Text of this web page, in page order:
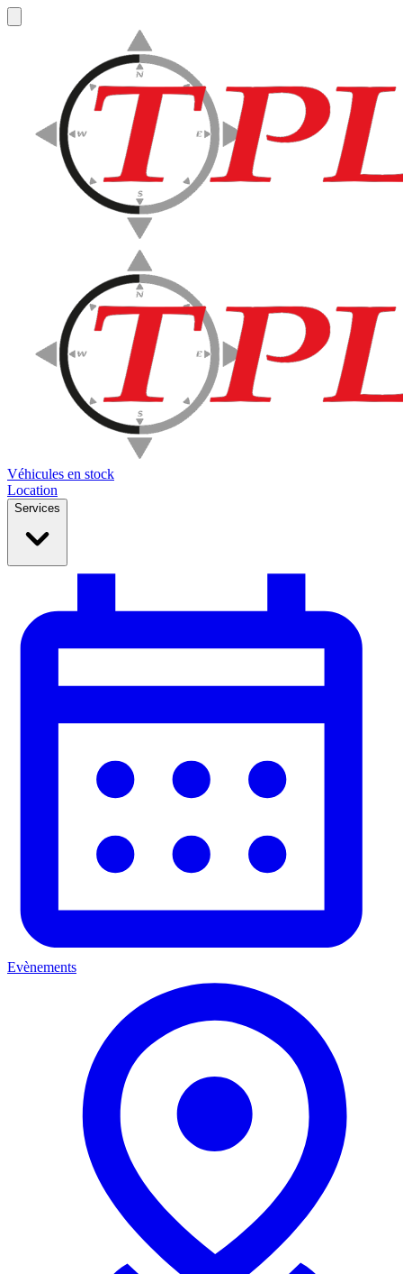
Véhicules en stock
Location
Services
Evènements